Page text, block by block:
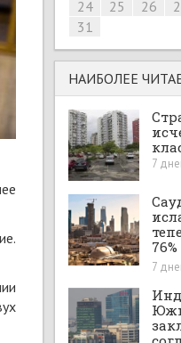
24
25 26
31
НАИБОЛЕЕ
7
7